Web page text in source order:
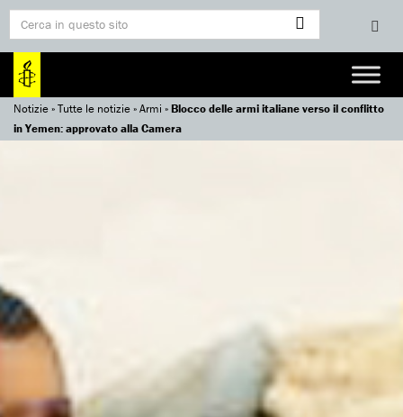
Notizie»Tutte le notizie»Armi »Blocco delle armi italiane verso il conflitto
in Yemen: approvato alla Camera